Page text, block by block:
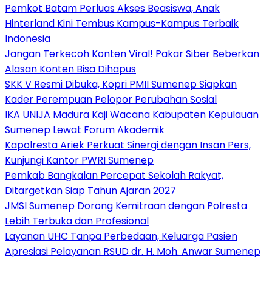
Pemkot Batam Perluas Akses Beasiswa, Anak
Hinterland Kini Tembus Kampus-Kampus Terbaik
Indonesia
Jangan Terkecoh Konten Viral! Pakar Siber Beberkan
Alasan Konten Bisa Dihapus
SKK V Resmi Dibuka, Kopri PMII Sumenep Siapkan
Kader Perempuan Pelopor Perubahan Sosial
IKA UNIJA Madura Kaji Wacana Kabupaten Kepulauan
Sumenep Lewat Forum Akademik
Kapolresta Ariek Perkuat Sinergi dengan Insan Pers,
Kunjungi Kantor PWRI Sumenep
Pemkab Bangkalan Percepat Sekolah Rakyat,
Ditargetkan Siap Tahun Ajaran 2027
JMSI Sumenep Dorong Kemitraan dengan Polresta
Lebih Terbuka dan Profesional
Layanan UHC Tanpa Perbedaan, Keluarga Pasien
Apresiasi Pelayanan RSUD dr. H. Moh. Anwar Sumenep